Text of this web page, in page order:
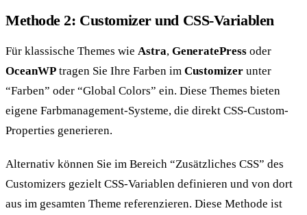
Methode 2: Customizer und CSS-Variablen
Für klassische Themes wie Astra, GeneratePress oder
OceanWP tragen Sie Ihre Farben im Customizer unter
“Farben” oder “Global Colors” ein. Diese Themes bieten
eigene Farbmanagement-Systeme, die direkt CSS-Custom-
Properties generieren.
Alternativ können Sie im Bereich “Zusätzliches CSS” des
Customizers gezielt CSS-Variablen definieren und von dort
aus im gesamten Theme referenzieren. Diese Methode ist